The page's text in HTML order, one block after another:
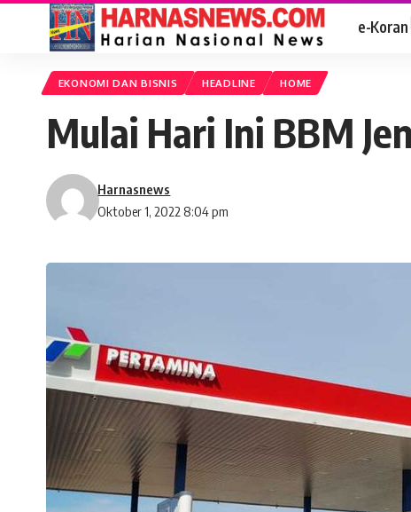
e-Koran
EKONOMI DAN BISNIS HEADLINE HOME
Mulai Hari Ini BBM
Oktober 1, 2022 8:04 pm
Harnasnews